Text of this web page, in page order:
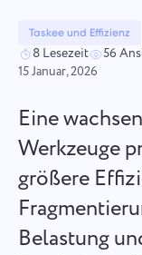
Taskee und Effizienz
8 Lesezeit 56
15 Januar, 2026
Eine
Werkzeuge
größere
Belastung
Verfolgen Sie die
und fügen Sie
Erstellen Sie eine
und schließen Sie